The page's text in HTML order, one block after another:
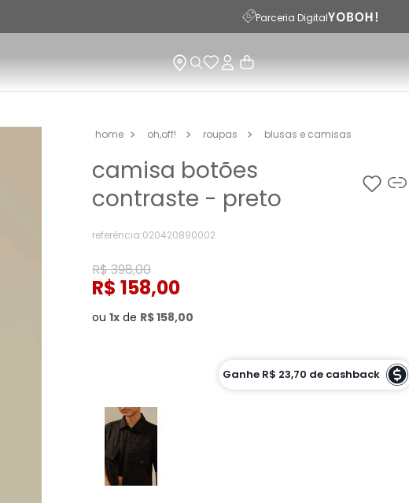
Parceria Digital
oh,off! roupas blusas e camisas
camisa botões
contraste - preto
referência:020420890002
R$398,00
R$ 158,00
Ganhe R$ 23,70 de cashback
ou 1 de R$158,00